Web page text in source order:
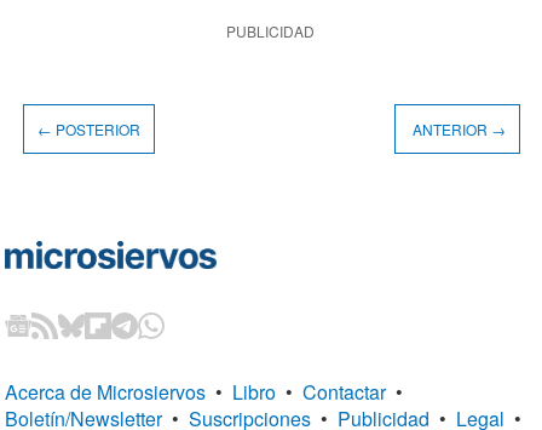
PUBLICIDAD
← POSTERIOR ANTERIOR →
Acerca de Microsiervos • Libro • Contactar •
Boletín/Newsletter • Suscripciones • Publicidad • Legal •